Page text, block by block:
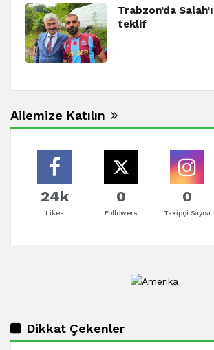
Trabzon’da
teklif
Ailemize Katılın
24k
Likes
0
Followers
0
Takipçi Sayısı
Dikkat Çekenler